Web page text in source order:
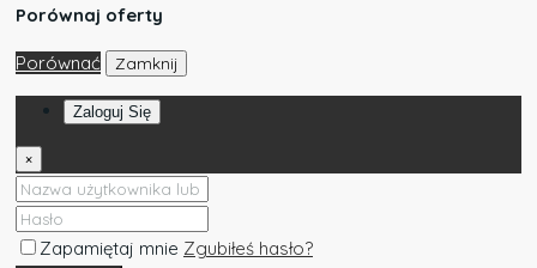
Porównaj oferty
Porównać Zamknij
Zaloguj Się
×
Zapamiętaj mnie Zgubiłeś hasło?